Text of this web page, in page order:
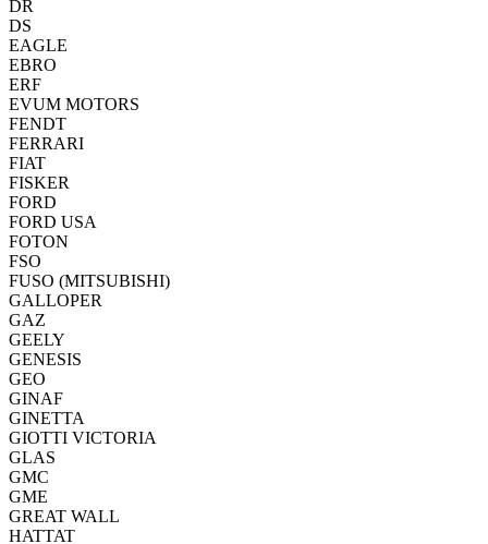
DR
DS
EAGLE
EBRO
ERF
EVUM MOTORS
FENDT
FERRARI
FIAT
FISKER
FORD
FORD USA
FOTON
FSO
FUSO (MITSUBISHI)
GALLOPER
GAZ
GEELY
GENESIS
GEO
GINAF
GINETTA
GIOTTI VICTORIA
GLAS
GMC
GME
GREAT WALL
HATTAT